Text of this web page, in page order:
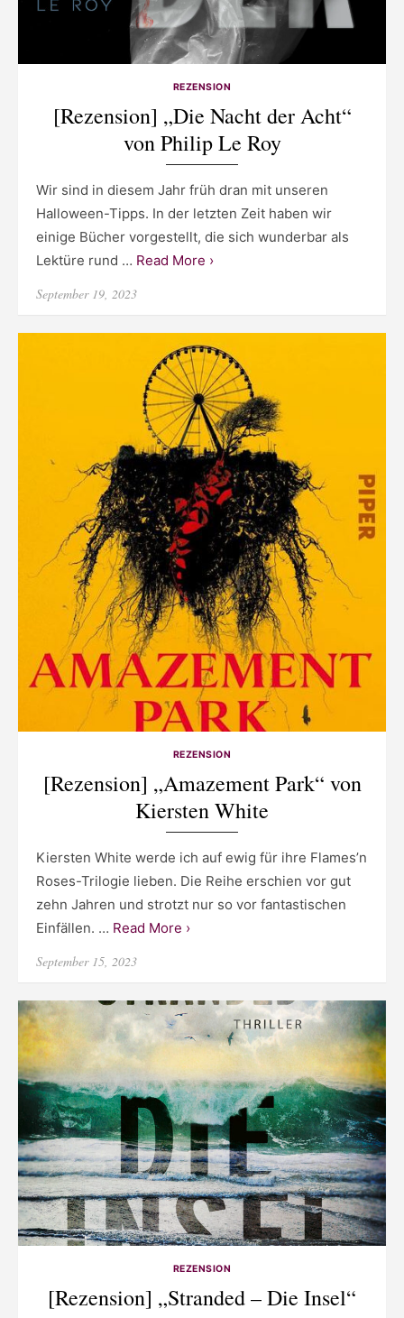
REZENSION
[Rezension] „Die Nacht der Acht“
von Philip Le Roy
Wir sind in diesem Jahr früh dran mit unseren
Halloween-Tipps. In der letzten Zeit haben wir
einige Bücher vorgestellt, die sich wunderbar als
Lektüre rund … Read More ›
Posted
September 19, 2023
REZENSION
[Rezension] „Amazement Park“ von
Kiersten White
Kiersten White werde ich auf ewig für ihre Flames’n
Roses-Trilogie lieben. Die Reihe erschien vor gut
zehn Jahren und strotzt nur so vor fantastischen
Einfällen. … Read More ›
Posted
September 15, 2023
REZENSION
[Rezension] „Stranded – Die Insel“